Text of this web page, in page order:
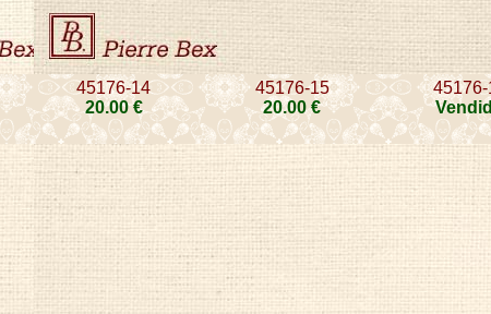
45176-14
20.00€
45176-15
20.00€
45176-